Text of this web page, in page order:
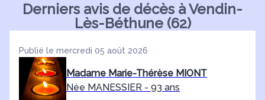
Derniers avis de décès à Vendin-
Lès-Béthune (62)
Publié le mercredi 05 août 2026
Madame Marie-Thérèse MIONT
Née MANESSIER - 93 ans